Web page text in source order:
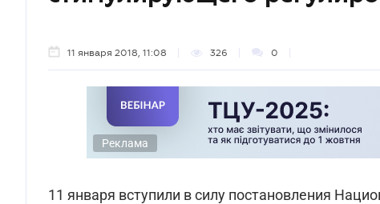
11 января 2018, 11:08 326 0
Реклама
11 января вступили в силу постановления